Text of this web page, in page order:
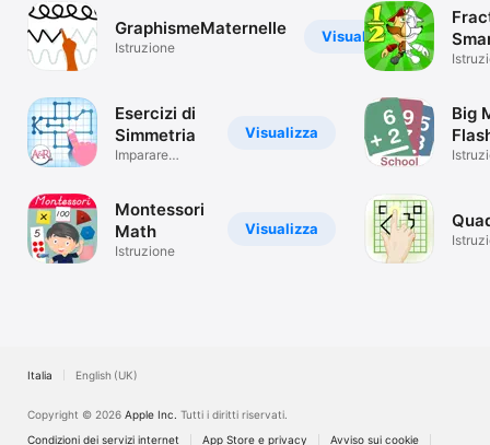
Visualizza
GraphismeMaternelle
Istruzione
Visualizza
Esercizi di
Simmetria
Imparare
Visualizza
Montessori
Math
Istruzione
Big
Italia English (UK)
Copyright © 2026 Apple Inc. Tutti i diritti riservati.
Condizioni dei servizi internet
App Store e privacy Avviso sui cookie